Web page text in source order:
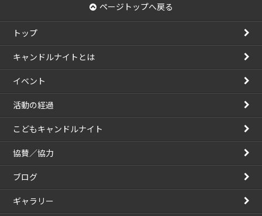
ブ
ページトップへ戻る
トップ
キャンドルナイトとは
イベント
活動の経過
こどもキャンドルナイト
協賛／協力
ブログ
ギャラリー